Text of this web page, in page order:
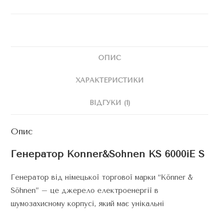
ОПИС
ХАРАКТЕРИСТИКИ
ВІДГУКИ (1)
Опис
Генератор Konner&Sohnen KS 6000iE S
Генератор від німецької торгової марки “Könner &
Söhnen” – це джерело електроенергії в
шумозахисному корпусі, який має унікальні